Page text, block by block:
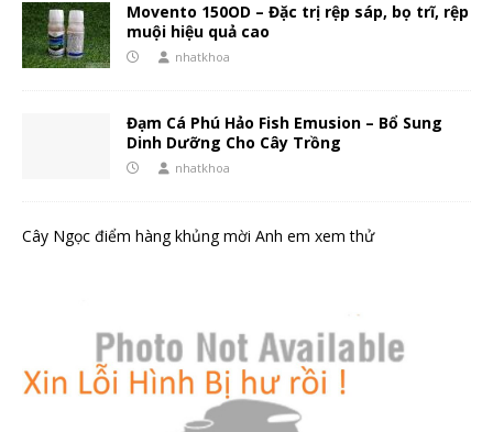
Movento 150OD – Đặc trị rệp sáp, bọ trĩ, rệp
muội hiệu quả cao
nhatkhoa
Đạm Cá Phú Hảo Fish Emusion – Bổ Sung
Dinh Dưỡng Cho Cây Trồng
nhatkhoa
Cây Ngọc điểm hàng khủng mời Anh em xem thử